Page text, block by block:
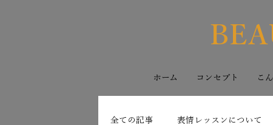
ホーム コンセプト こ
全ての記事 表情レッスンについて